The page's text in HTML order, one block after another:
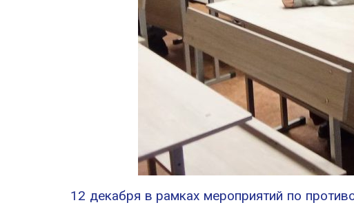
12 декабря в рамках мероприятий по